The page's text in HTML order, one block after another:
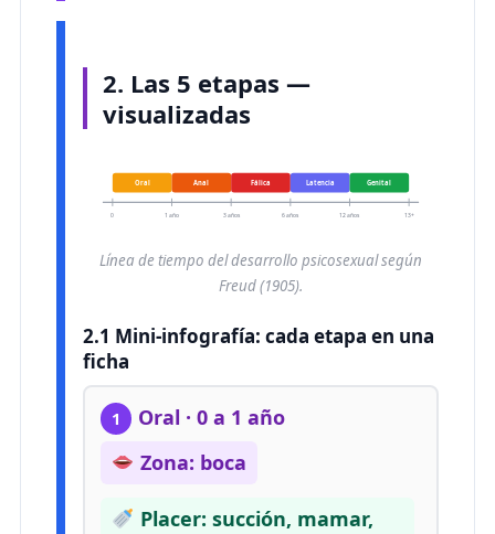
2. Las 5 etapas —
visualizadas
0 1 año 3 años 6 años 12 años 13+
Oral Anal Fálica Latencia Genital
Línea de tiempo del desarrollo psicosexual según
Freud (1905).
2.1 Mini-infografía: cada etapa en una
ficha
1
Oral · 0 a 1 año
Zona: boca
Placer: succión, mamar,